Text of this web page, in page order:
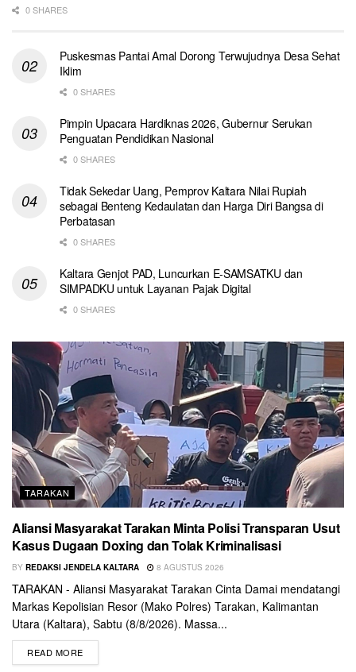
0 SHARES
Puskesmas Pantai Amal Dorong Terwujudnya Desa Sehat
Iklim
0 SHARES
Pimpin Upacara Hardiknas 2026, Gubernur Serukan
Penguatan Pendidikan Nasional
0 SHARES
Tidak Sekedar Uang, Pemprov Kaltara Nilai Rupiah
sebagai Benteng Kedaulatan dan Harga Diri Bangsa di
Perbatasan
0 SHARES
Kaltara Genjot PAD, Luncurkan E-SAMSATKU dan
SIMPADKU untuk Layanan Pajak Digital
0 SHARES
TARAKAN
Aliansi Masyarakat Tarakan Minta Polisi Transparan Usut
Kasus Dugaan Doxing dan Tolak Kriminalisasi
BY REDAKSI JENDELA KALTARA 8 AGUSTUS 2026
TARAKAN - Aliansi Masyarakat Tarakan Cinta Damai mendatangi
Markas Kepolisian Resor (Mako Polres) Tarakan, Kalimantan
Utara (Kaltara), Sabtu (8/8/2026). Massa...
READ MORE